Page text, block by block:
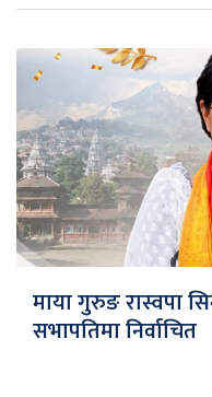
माया गुरुङ रास्वपा
सभापतिमा निर्वाचित